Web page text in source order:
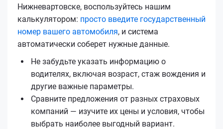
Нижневартовске, воспользуйтесь нашим
калькулятором: просто введите государственный
номер вашего автомобиля, и система
автоматически соберет нужные данные.
Не забудьте указать информацию о
водителях, включая возраст, стаж вождения и
другие важные параметры.
Сравните предложения от разных страховых
компаний — изучите их цены и условия, чтобы
выбрать наиболее выгодный вариант.